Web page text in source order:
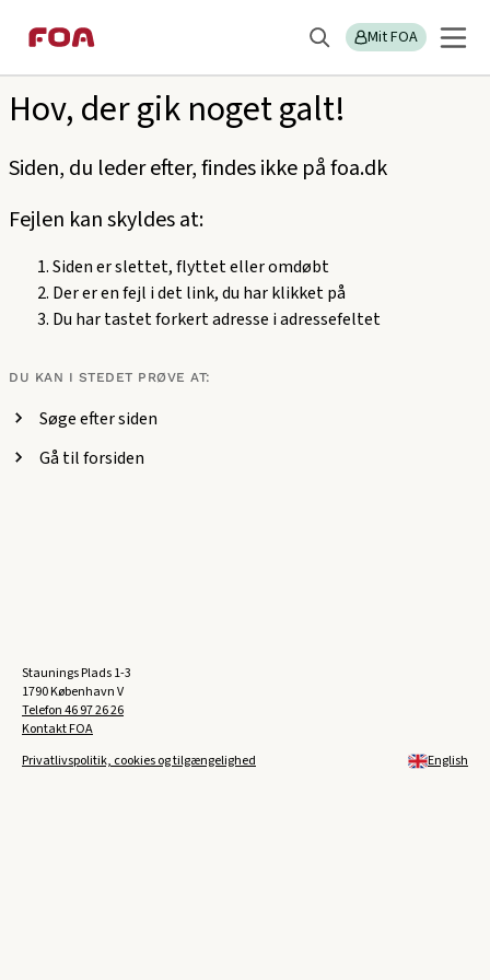
til
hovedindhold
til
hovedmenu
Søg Mit FOA
menu
404
Hov, der gik noget galt!
Siden, du leder efter, findes ikke på foa.dk
Fejlen kan skyldes at:
Siden er slettet, flyttet eller omdøbt
Der er en fejl i det link, du har klikket på
Du har tastet forkert adresse i adressefeltet
DU KAN I STEDET PRØVE AT:
Søge efter siden
Gå til forsiden
Staunings Plads 1-3
1790 København V
Telefon46 97 26 26
Kontakt FOA
Privatlivspolitik, cookies og tilgængelighed
English